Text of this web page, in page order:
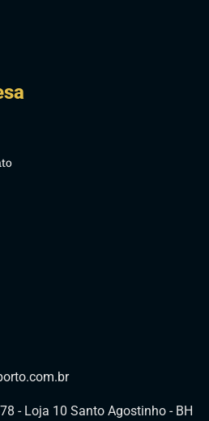
- Loja 10 Santo Agostinho - BH